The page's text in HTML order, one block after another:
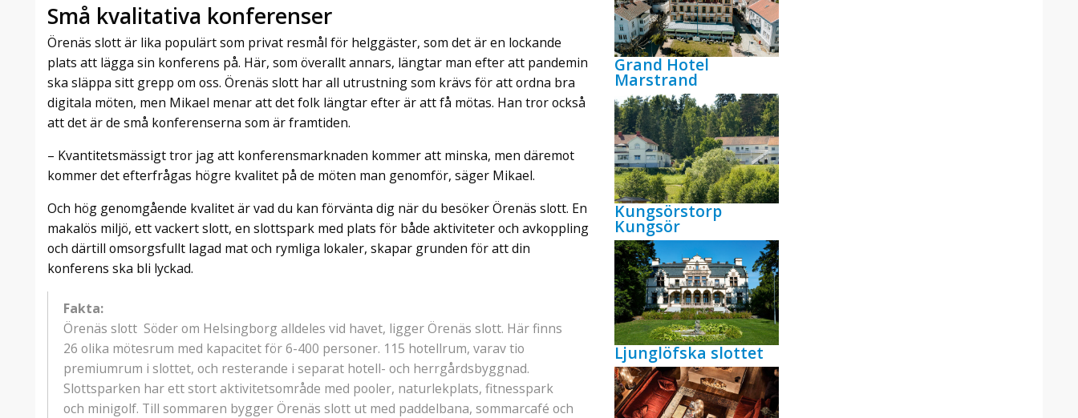
Små kvalitativa konferenser
Örenäs slott är lika populärt som privat resmål för helggäster, som det är en lockande
plats att lägga sin konferens på. Här, som överallt annars, längtar man efter att pandemin
ska släppa sitt grepp om oss. Örenäs slott har all utrustning som krävs för att ordna bra
digitala möten, men Mikael menar att det folk längtar efter är att få mötas. Han tror också
att det är de små konferenserna som är framtiden.
– Kvantitetsmässigt tror jag att konferensmarknaden kommer att minska, men däremot
kommer det efterfrågas högre kvalitet på de möten man genomför, säger Mikael.
Och hög genomgående kvalitet är vad du kan förvänta dig när du besöker Örenäs slott. En
makalös miljö, ett vackert slott, en slottspark med plats för både aktiviteter och avkoppling
och därtill omsorgsfullt lagad mat och rymliga lokaler, skapar grunden för att din
konferens ska bli lyckad.
Fakta:
Örenäs slott Söder om Helsingborg alldeles vid havet, ligger Örenäs slott. Här finns
26 olika mötesrum med kapacitet för 6-400 personer. 115 hotellrum, varav tio
premiumrum i slottet, och resterande i separat hotell- och herrgårdsbyggnad.
Slottsparken har ett stort aktivitetsområde med pooler, naturlekplats, fitnesspark
och minigolf. Till sommaren bygger Örenäs slott ut med paddelbana, sommarcafé och
Grand Hotel
Marstrand
Kungsörstorp
Kungsör
Ljunglöfska slottet